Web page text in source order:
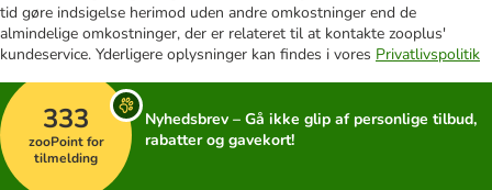
tid gøre indsigelse herimod uden andre omkostninger end de
almindelige omkostninger, der er relateret til at kontakte zooplus'
kundeservice. Yderligere oplysninger kan findes i vores Privatlivspolitik
333
zooPoint for
tilmelding
Nyhedsbrev – Gå ikke glip af personlige tilbud,
rabatter og gavekort!